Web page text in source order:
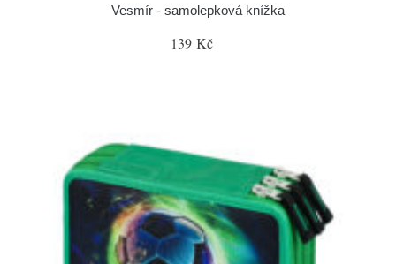
Vesmír - samolepková knížka
139 Kč